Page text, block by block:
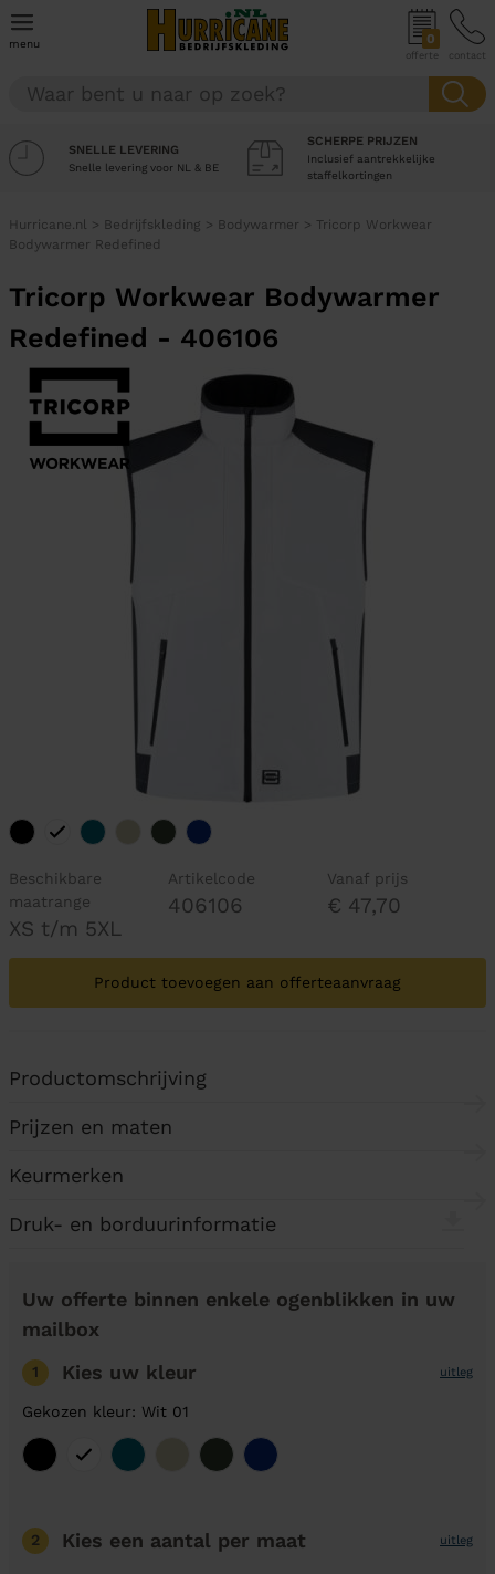
menu 0
offerte contact
SNELLE LEVERING
Snelle levering voor NL & BE
SCHERPE PRIJZEN
Inclusief aantrekkelijke
staffelkortingen
Hurricane.nl > Bedrijfskleding > Bodywarmer > Tricorp Workwear
Bodywarmer Redefined
Tricorp Workwear Bodywarmer
Redefined - 406106
Beschikbare
maatrange
XS t/m 5XL
Artikelcode
406106
Vanaf prijs
€ 47,70
Product toevoegen aan offerteaanvraag
Productomschrijving
Prijzen en maten
Keurmerken
Druk- en borduurinformatie
Uw offerte binnen enkele ogenblikken in uw
mailbox
1 Kies uw kleur uitleg
Gekozen kleur: Wit 01
2 Kies een aantal per maat uitleg